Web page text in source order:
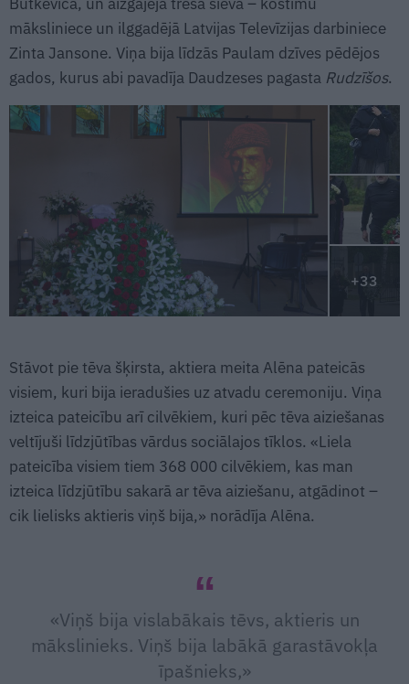
māksliniece un ilggadējā Latvijas Televīzijas darbiniece
Zinta Jansone. Viņa bija līdzās Paulam dzīves pēdējos
gados, kurus abi pavadīja Daudzeses pagasta Rudzīšos.
+33
Stāvot pie tēva šķirsta, aktiera meita Alēna pateicās
visiem, kuri bija ieradušies uz atvadu ceremoniju. Viņa
izteica pateicību arī cilvēkiem, kuri pēc tēva aiziešanas
veltījuši līdzjūtības vārdus sociālajos tīklos. «Liela
pateicība visiem tiem 368 000 cilvēkiem, kas man
izteica līdzjūtību sakarā ar tēva aiziešanu, atgādinot –
cik lielisks aktieris viņš bija,» norādīja Alēna.
«Viņš bija vislabākais tēvs, aktieris un
mākslinieks. Viņš bija labākā garastāvokļa
īpašnieks,»